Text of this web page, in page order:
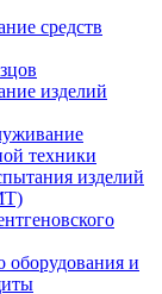
средств
изделий
техники
изделий
оборудования и